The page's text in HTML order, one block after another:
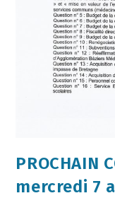
PROCHAIN
mercredi 7